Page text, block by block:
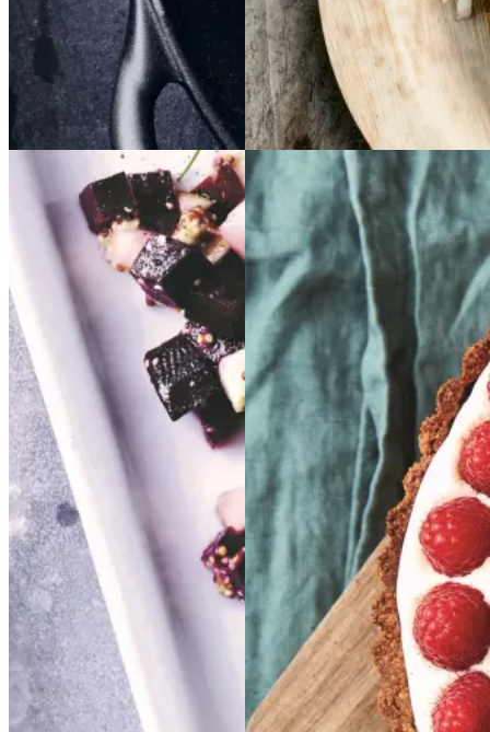
Aftensmad
Forårsmad
Sommermad
Dansk mad
Sylte Sylte
Gem opskrift
Dansk mad
Frokost
Glutenfri Glutenfri
bærtærte
bærtærte
medmed bagt
bagt
mandelcreme
mandel
creme
Gem opskrift
Dessert
Glutenfri